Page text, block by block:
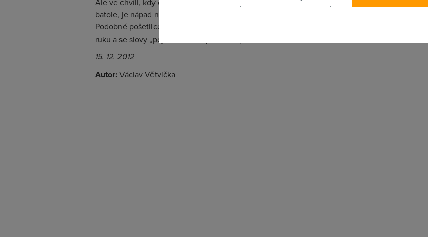
batole, je nápad navigovat pomocí iPhonu nehostinnou Austrálií z rodu ploskolebých.
Podobné pošetilce ale není nutno zachraňovat, pro ty chodí přímo pan Darwin, bere je z
ruku a se slovy „pojď se mnou“ je bere k počátkům evoluce.
15. 12. 2012
Autor: Václav Větvička